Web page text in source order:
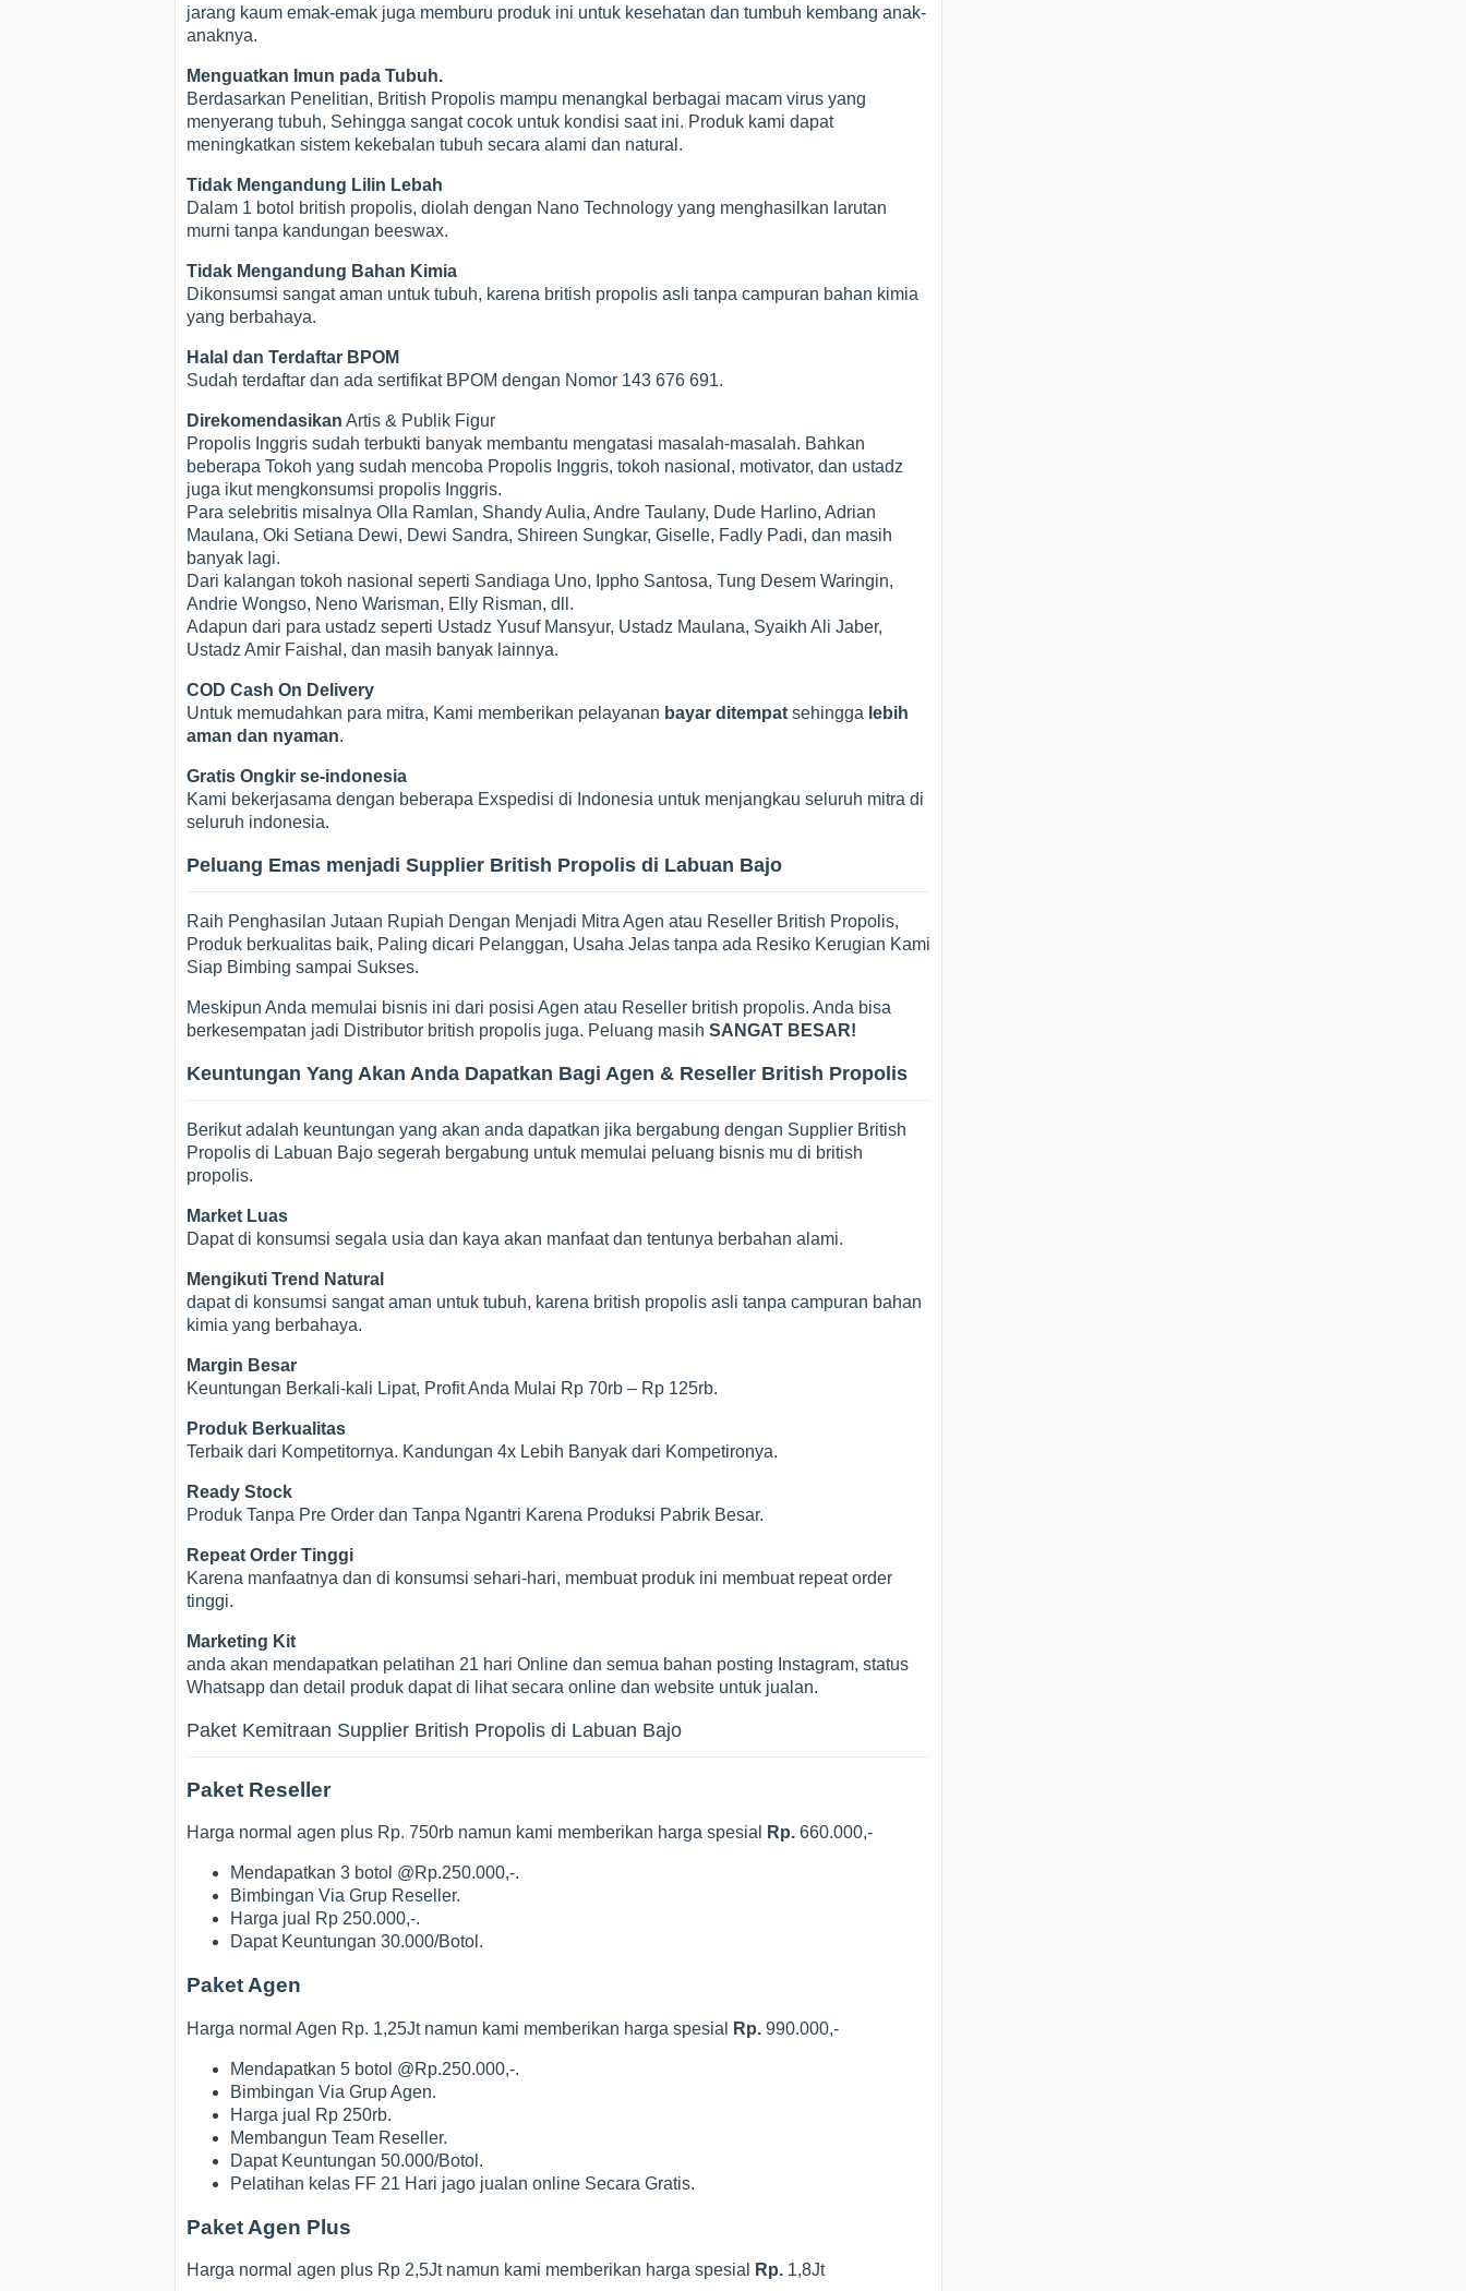
jarang kaum emak-emak juga memburu produk ini untuk kesehatan dan tumbuh kembang anak-
anaknya.
Menguatkan Imun pada Tubuh.
Berdasarkan Penelitian, British Propolis mampu menangkal berbagai macam virus yang
menyerang tubuh, Sehingga sangat cocok untuk kondisi saat ini. Produk kami dapat
meningkatkan sistem kekebalan tubuh secara alami dan natural.
Tidak Mengandung Lilin Lebah
Dalam 1 botol british propolis, diolah dengan Nano Technology yang menghasilkan larutan
murni tanpa kandungan beeswax.
Tidak Mengandung Bahan Kimia
Dikonsumsi sangat aman untuk tubuh, karena british propolis asli tanpa campuran bahan kimia
yang berbahaya.
Halal dan Terdaftar BPOM
Sudah terdaftar dan ada sertifikat BPOM dengan Nomor 143 676 691.
Direkomendasikan Artis & Publik Figur
Propolis Inggris sudah terbukti banyak membantu mengatasi masalah-masalah. Bahkan
beberapa Tokoh yang sudah mencoba Propolis Inggris, tokoh nasional, motivator, dan ustadz
juga ikut mengkonsumsi propolis Inggris.
Para selebritis misalnya Olla Ramlan, Shandy Aulia, Andre Taulany, Dude Harlino, Adrian
Maulana, Oki Setiana Dewi, Dewi Sandra, Shireen Sungkar, Giselle, Fadly Padi, dan masih
banyak lagi.
Dari kalangan tokoh nasional seperti Sandiaga Uno, Ippho Santosa, Tung Desem Waringin,
Andrie Wongso, Neno Warisman, Elly Risman, dll.
Adapun dari para ustadz seperti Ustadz Yusuf Mansyur, Ustadz Maulana, Syaikh Ali Jaber,
Ustadz Amir Faishal, dan masih banyak lainnya.
COD Cash On Delivery
Untuk memudahkan para mitra, Kami memberikan pelayanan bayar ditempat sehingga lebih
aman dan nyaman.
Gratis Ongkir se-indonesia
Kami bekerjasama dengan beberapa Exspedisi di Indonesia untuk menjangkau seluruh mitra di
seluruh indonesia.
Peluang Emas menjadi Supplier British Propolis di Labuan Bajo
Raih Penghasilan Jutaan Rupiah Dengan Menjadi Mitra Agen atau Reseller British Propolis,
Produk berkualitas baik, Paling dicari Pelanggan, Usaha Jelas tanpa ada Resiko Kerugian Kami
Siap Bimbing sampai Sukses.
Meskipun Anda memulai bisnis ini dari posisi Agen atau Reseller british propolis. Anda bisa
berkesempatan jadi Distributor british propolis juga. Peluang masih SANGAT BESAR!
Keuntungan Yang Akan Anda Dapatkan Bagi Agen & Reseller British Propolis
Berikut adalah keuntungan yang akan anda dapatkan jika bergabung dengan Supplier British
Propolis di Labuan Bajo segerah bergabung untuk memulai peluang bisnis mu di british
propolis.
Market Luas
Dapat di konsumsi segala usia dan kaya akan manfaat dan tentunya berbahan alami.
Mengikuti Trend Natural
dapat di konsumsi sangat aman untuk tubuh, karena british propolis asli tanpa campuran bahan
kimia yang berbahaya.
Margin Besar
Keuntungan Berkali-kali Lipat, Profit Anda Mulai Rp 70rb – Rp 125rb.
Produk Berkualitas
Terbaik dari Kompetitornya. Kandungan 4x Lebih Banyak dari Kompetironya.
Ready Stock
Produk Tanpa Pre Order dan Tanpa Ngantri Karena Produksi Pabrik Besar.
Repeat Order Tinggi
Karena manfaatnya dan di konsumsi sehari-hari, membuat produk ini membuat repeat order
tinggi.
Marketing Kit
anda akan mendapatkan pelatihan 21 hari Online dan semua bahan posting Instagram, status
Whatsapp dan detail produk dapat di lihat secara online dan website untuk jualan.
Paket Kemitraan Supplier British Propolis di Labuan Bajo
Paket Reseller
Harga normal agen plus Rp. 750rb namun kami memberikan harga spesial Rp. 660.000,-
Mendapatkan 3 botol @Rp.250.000,-.
Bimbingan Via Grup Reseller.
Harga jual Rp 250.000,-.
Dapat Keuntungan 30.000/Botol.
Paket Agen
Harga normal Agen Rp. 1,25Jt namun kami memberikan harga spesial Rp. 990.000,-
Mendapatkan 5 botol @Rp.250.000,-.
Bimbingan Via Grup Agen.
Harga jual Rp 250rb.
Membangun Team Reseller.
Dapat Keuntungan 50.000/Botol.
Pelatihan kelas FF 21 Hari jago jualan online Secara Gratis.
Paket Agen Plus
Harga normal agen plus Rp 2,5Jt namun kami memberikan harga spesial Rp. 1,8Jt